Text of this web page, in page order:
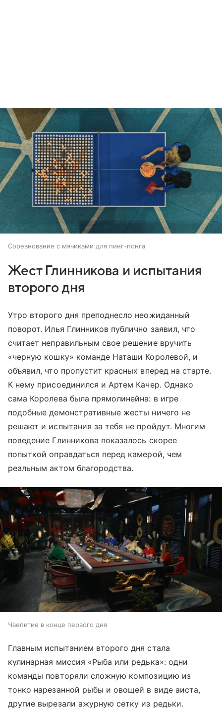
Соревнование с мячиками для пинг-понга
Жест Глинникова и испытания
второго дня
Утро второго дня преподнесло неожиданный
поворот. Илья Глинников публично заявил, что
считает неправильным свое решение вручить
«черную кошку» команде Наташи Королевой, и
объявил, что пропустит красных вперед на старте.
К нему присоединился и Артем Качер. Однако
сама Королева была прямолинейна: в игре
подобные демонстративные жесты ничего не
решают и испытания за тебя не пройдут. Многим
поведение Глинникова показалось скорее
попыткой оправдаться перед камерой, чем
реальным актом благородства.
Чаепитие в конце первого дня
Главным испытанием второго дня стала
кулинарная миссия «Рыба или редька»: одни
команды повторяли сложную композицию из
тонко нарезанной рыбы и овощей в виде аиста,
другие вырезали ажурную сетку из редьки.